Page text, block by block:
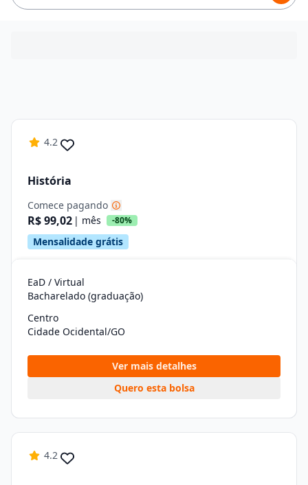
4.2
História
Comece pagando
R$ 99,02 | mês -80%
Mensalidade grátis
EaD / Virtual
Bacharelado (graduação)
Centro
Cidade Ocidental/GO
Ver mais detalhes
Quero esta bolsa
4.2